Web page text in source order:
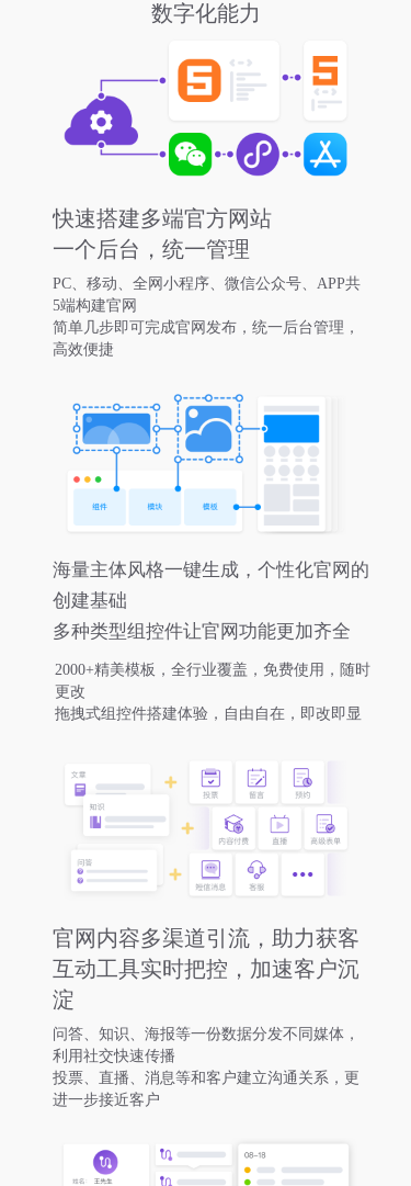
数字化能力
快速搭建多端官方网站
一个后台，统一管理
PC、移动、全网小程序、微信公众号、APP共
5端构建官网
简单几步即可完成官网发布，统一后台管理，
高效便捷
海量主体风格一键生成，个性化官网的
创建基础
多种类型组控件让官网功能更加齐全
2000+精美模板，全行业覆盖，免费使用，随时
更改
拖拽式组控件搭建体验，自由自在，即改即显
官网内容多渠道引流，助力获客
互动工具实时把控，加速客户沉
淀
问答、知识、海报等一份数据分发不同媒体，
利用社交快速传播
投票、直播、消息等和客户建立沟通关系，更
进一步接近客户